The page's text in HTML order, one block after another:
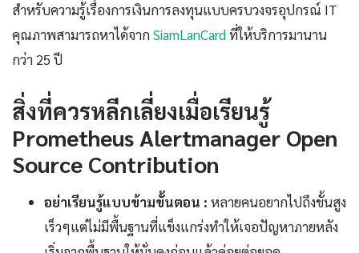
สำหรับความรู้เรื่องการเงินการลงทุนแบบครบวงจรอุปกรณ์ IT
คุณภาพสามารถหาได้จากSiamLanCardที่ให้บริการมานาน
กว่า 25 ปี
สิ่งที่ควรหลีกเลี่ยงเมื่อเรียนรู้
Prometheus Alertmanager Open
Source Contribution
อย่าเรียนรู้แบบข้ามขั้นตอน : หลายคนอยากไปถึงขั้นสูง
เร็วๆแต่ไม่มีพื้นฐานที่แข็งแกร่งทำให้เจอปัญหาภายหลัง